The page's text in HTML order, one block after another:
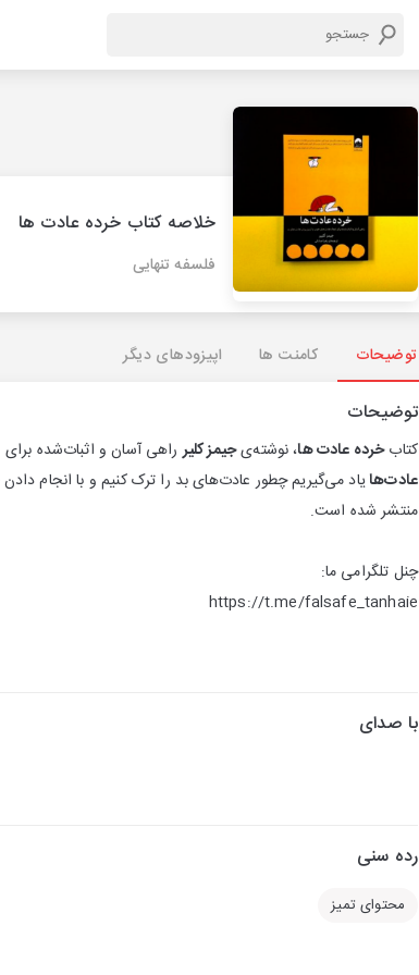
خلاصه کتاب خرده عادت ها
فلسفه تنهایی
توضیحات کامنت ها اپیزودهای دیگر
توضیحات
کتابخرده عادت ها، نوشته‌یجیمز کلیرراهی آسان و اثبات‌شده
عادت‌هایاد می‌گیریم چطور عادت‌های بد را ترک کنیم و با انجام
منتشر شده است.
چنل تلگرامی ما:
https://t.me/falsafe_tanhaie
با صدای
رده سنی
محتوای تمیز